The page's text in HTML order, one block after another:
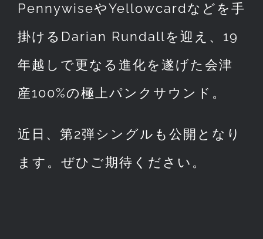
PennywiseやYellowcardなどを手
掛けるDarian Rundallを迎え、19
年越しで更なる進化を遂げた会津
産100%の極上パンクサウンド。
近日、第2弾シングルも公開となり
ます。ぜひご期待ください。